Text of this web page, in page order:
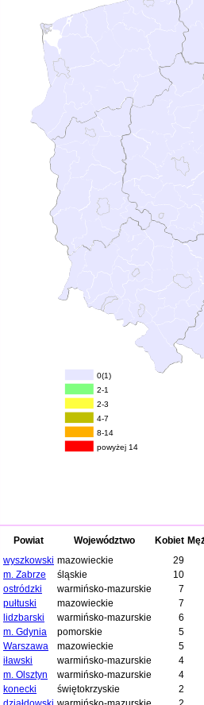
0(1)
2-1
2-3
4-7
8-14
powyżej 14
Powiat Województwo Kobiet
wyszkowski mazowieckie 29
m. Zabrze
śląskie 10
ostródzki
warmińsko-mazurskie 7
pułtuski
mazowieckie 7
lidzbarski
warmińsko-mazurskie 6
m. Gdynia
pomorskie 5
Warszawa
mazowieckie 5
iławski
warmińsko-mazurskie 4
m. Olsztyn
warmińsko-mazurskie 4
konecki
świętokrzyskie 2